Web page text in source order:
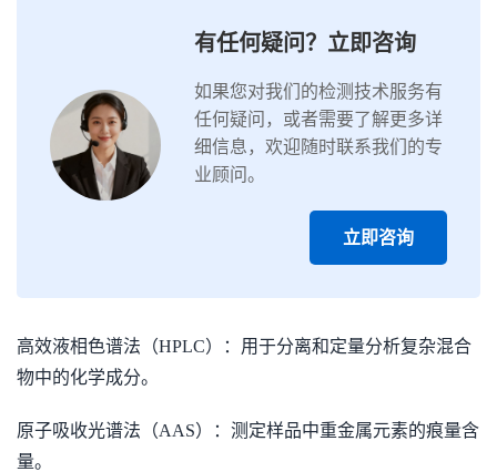
有任何疑问？立即咨询
如果您对我们的检测技术服务有
任何疑问，或者需要了解更多详
细信息，欢迎随时联系我们的专
业顾问。
立即咨询
高效液相色谱法（HPLC）：用于分离和定量分析复杂混合
物中的化学成分。
原子吸收光谱法（AAS）：测定样品中重金属元素的痕量含
量。